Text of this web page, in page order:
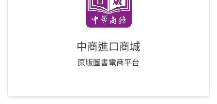
中商進口商城
原版圖書電商平台